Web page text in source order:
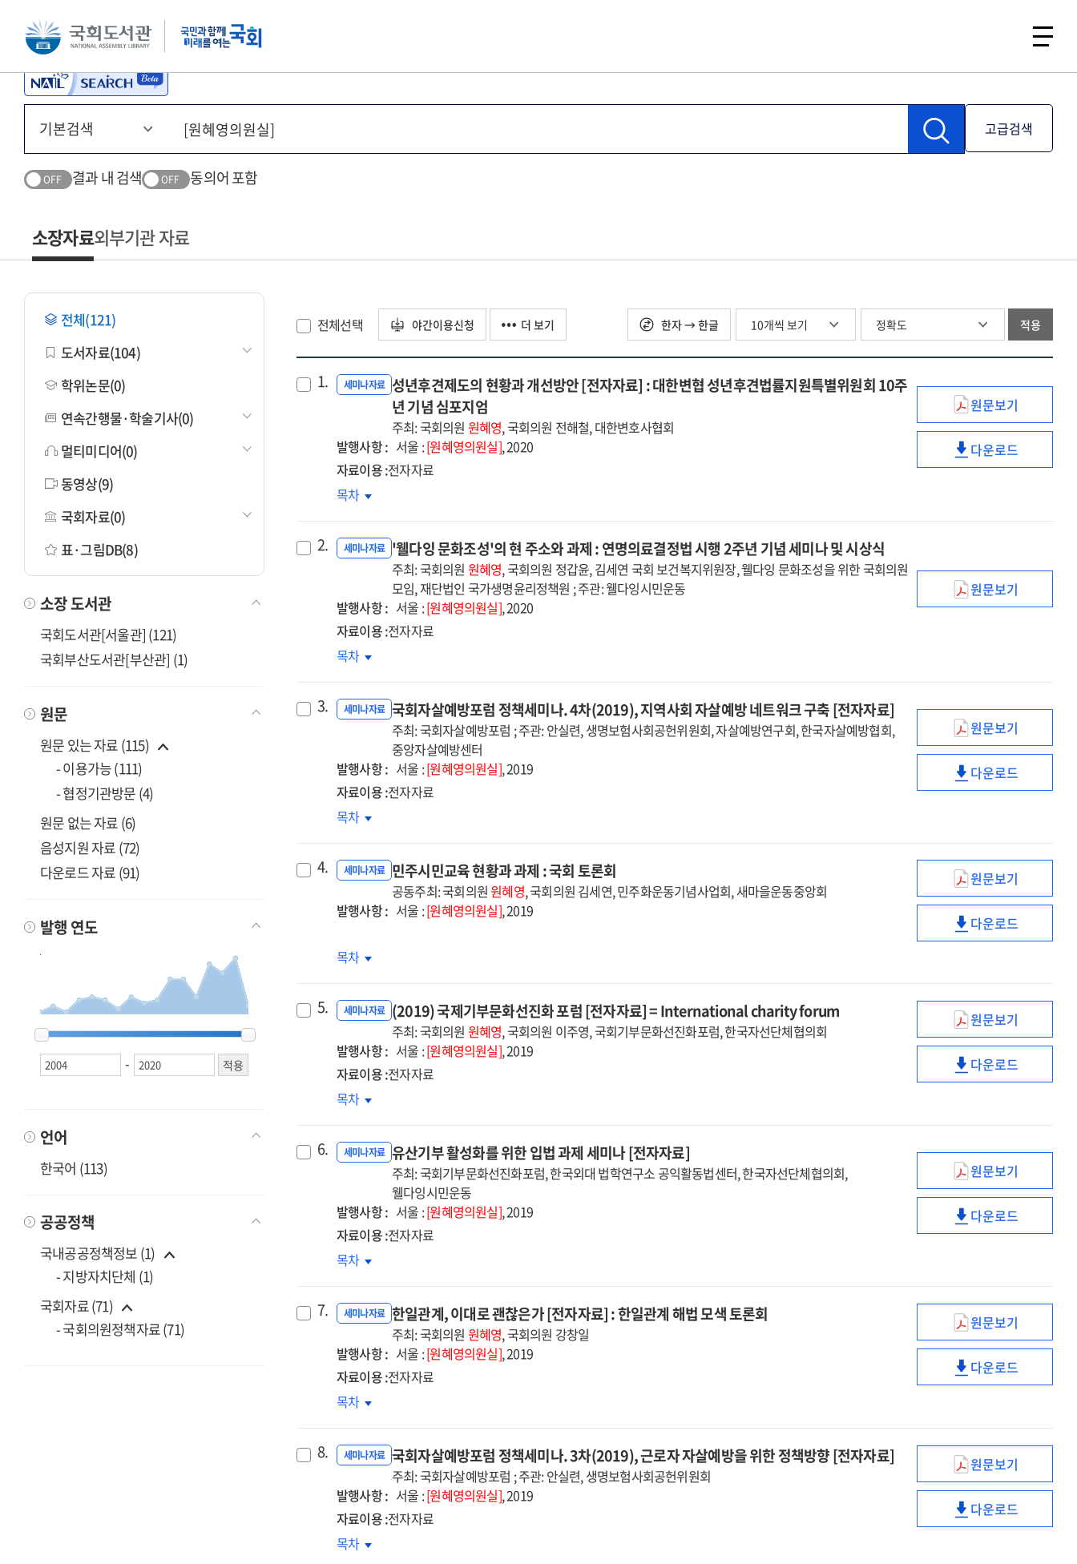
본문 바로가기 주메뉴 바로가기
고급검색
OFF 결과 내 검색 OFF 동의어 포함
소장자료외부기관 자료
전체(121)
도서자료(104)
학위논문(0)
연속간행물·학술기사(0)
멀티미디어(0)
동영상(9)
국회자료(0)
표·그림DB(8)
소장 도서관
국회도서관[서울관] (121)
국회부산도서관[부산관] (1)
원문
원문 있는 자료 (115)
- 이용가능 (111)
- 협정기관방문 (4)
원문 없는 자료 (6)
음성지원 자료 (72)
다운로드 자료 (91)
발행 연도
-
언어
한국어 (113)
공공정책
국내공공정책정보 (1)
- 지방자치단체 (1)
국회자료 (71)
- 국회의원정책자료 (71)
전체선택 야간이용신청 더 보기 한자 → 한글 적용
1. 세미나자료 성년후견제도의 현황과 개선방안 [전자자료] : 대한변협 성년후견법률지원특별위원회 10주
년 기념 심포지엄
주최: 국회의원 원혜영, 국회의원 전해철, 대한변호사협회
발행사항 : 서울 :[원혜영의원실], 2020
자료이용 :전자자료
성년후견제도의
현황과
개선방안
[전자자료]
기념
심포지엄
원문보기
성년후견제도의
성년후견법률지
10주년
기념
다운로드
성년후견제도의
[전자자료]
성년후견법률지원특별위원회
10주년
기념
심포지엄
목차
2. 세미나자료 '웰다잉 문화조성'의 현 주소와 과제 : 연명의료결정법 시행 2주년 기념 세미나 및 시상식
주최: 국회의원 원혜영, 국회의원 정갑윤, 김세연 국회 보건복지위원장, 웰다잉 문화조성을 위한 국회의원
모임, 재단법인 국가생명윤리정책원 ; 주관: 웰다잉시민운동
발행사항 : 서울 :[원혜영의원실], 2020
자료이용 :전자자료
'웰다잉
연명의료결정법
시행
2주년
기념
세미나
원문보기
'웰다잉
주소와
연명의료결정법
시행
2주년
기념
및
시상식
목차
3. 세미나자료 국회자살예방포럼 정책세미나. 4차(2019), 지역사회 자살예방 네트워크 구축 [전자자료]
주최: 국회자살예방포럼 ; 주관: 안실련, 생명보험사회공헌위원회, 자살예방연구회, 한국자살예방협회,
중앙자살예방센터
발행사항 : 서울 :[원혜영의원실], 2019
자료이용 :전자자료
국회자살예방포
정책세미나.
4차
(2019),
구축
[전자자료]
원문보기
국회자살예방포
지역사회
자살예방
네트워크
구축
[전자자료]
다운로드
국회자살예방포럼
(2019),
자살예방
구축
[전자자료]
목차
4. 세미나자료 민주시민교육 현황과 과제 : 국회 토론회
공동주최: 국회의원원혜영, 국회의원 김세연, 민주화운동기념사업회, 새마을운동중앙회
발행사항 : 서울 :[원혜영의원실], 2019
민주시민교육
현황과
과제
:
원문보기
민주시민교육
토론회
다운로드
민주시민교육
토론회
목차
5. 세미나자료 (2019) 국제기부문화선진화 포럼 [전자자료] = International charity forum
주최: 국회의원 원혜영, 국회의원 이주영, 국회기부문화선진화포럼, 한국자선단체협의회
발행사항 : 서울 :[원혜영의원실], 2019
자료이용 :전자자료
(2019)
국제기부문화선
포럼
[전자자료]
forum
원문보기
(2019)
=
International
charity
forum
다운로드
(2019)
[전자자료]
International
charity
forum
목차
6. 세미나자료 유산기부 활성화를 위한 입법 과제 세미나 [전자자료]
주최: 국회기부문화선진화포럼, 한국외대 법학연구소 공익활동법센터, 한국자선단체협의회,
웰다잉시민운동
발행사항 : 서울 :[원혜영의원실], 2019
자료이용 :전자자료
유산기부
활성화를
위한
입법
원문보기
유산기부
과제
세미나
[전자자료]
다운로드
유산기부
입법
세미나
[전자자료]
목차
7. 세미나자료 한일관계, 이대로 괜찮은가 [전자자료] : 한일관계 해법 모색 토론회
주최: 국회의원 원혜영, 국회의원 강창일
발행사항 : 서울 :[원혜영의원실], 2019
자료이용 :전자자료
한일관계,
이대로
괜찮은가
[전자자료]
해법
모색
토론회
원문보기
한일관계,
:
한일관계
해법
모색
토론회
다운로드
한일관계,
[전자자료]
한일관계
해법
모색
토론회
목차
8. 세미나자료 국회자살예방포럼 정책세미나. 3차(2019), 근로자 자살예방을 위한 정책방향 [전자자료]
주최: 국회자살예방포럼 ; 주관: 안실련, 생명보험사회공헌위원회
발행사항 : 서울 :[원혜영의원실], 2019
자료이용 :전자자료
국회자살예방포
정책세미나.
3차
(2019),
원문보기
국회자살예방포
다운로드
국회자살예방포럼
목차